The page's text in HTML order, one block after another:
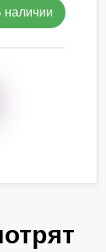
наличии